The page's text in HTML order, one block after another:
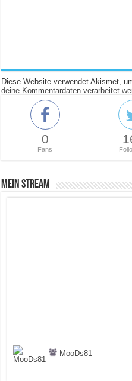
Diese Website verwendet Akismet,
deine Kommentardaten verarbeitet
0
Fans
Mein Stream
MooDs81